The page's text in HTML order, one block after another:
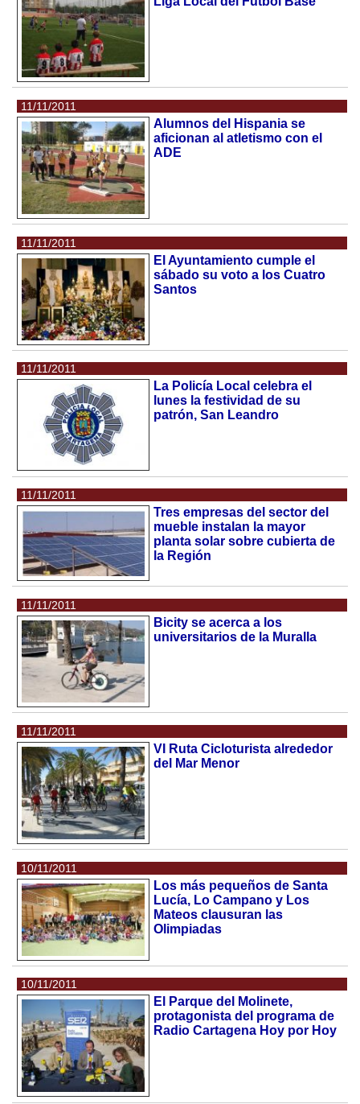
11/11/2011
Alumnos del Hispania se
aficionan al atletismo con el
ADE
11/11/2011
El Ayuntamiento cumple el
sábado su voto a los Cuatro
Santos
11/11/2011
La Policía Local celebra el
lunes la festividad de su
patrón, San Leandro
11/11/2011
Tres empresas del sector del
mueble instalan la mayor
planta solar sobre cubierta de
la Región
11/11/2011
Bicity se acerca a los
universitarios de la Muralla
11/11/2011
VI Ruta Cicloturista alrededor
del Mar Menor
10/11/2011
Los más pequeños de Santa
Lucía, Lo Campano y Los
Mateos clausuran las
Olimpiadas
10/11/2011
El Parque del Molinete,
protagonista del programa de
Radio Cartagena Hoy por Hoy